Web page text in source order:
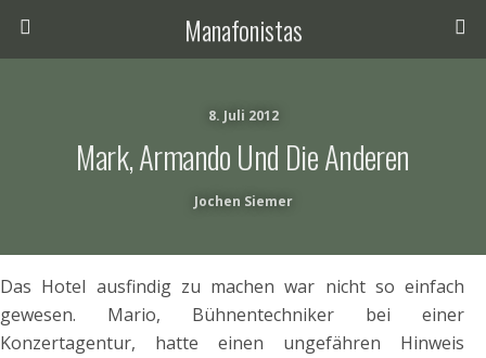
Manafonistas
8. Juli 2012
Mark, Armando Und Die Anderen
Jochen Siemer
Das Hotel ausfindig zu machen war nicht so einfach
gewesen. Mario, Bühnentechniker bei einer
Konzertagentur, hatte einen ungefähren Hinweis